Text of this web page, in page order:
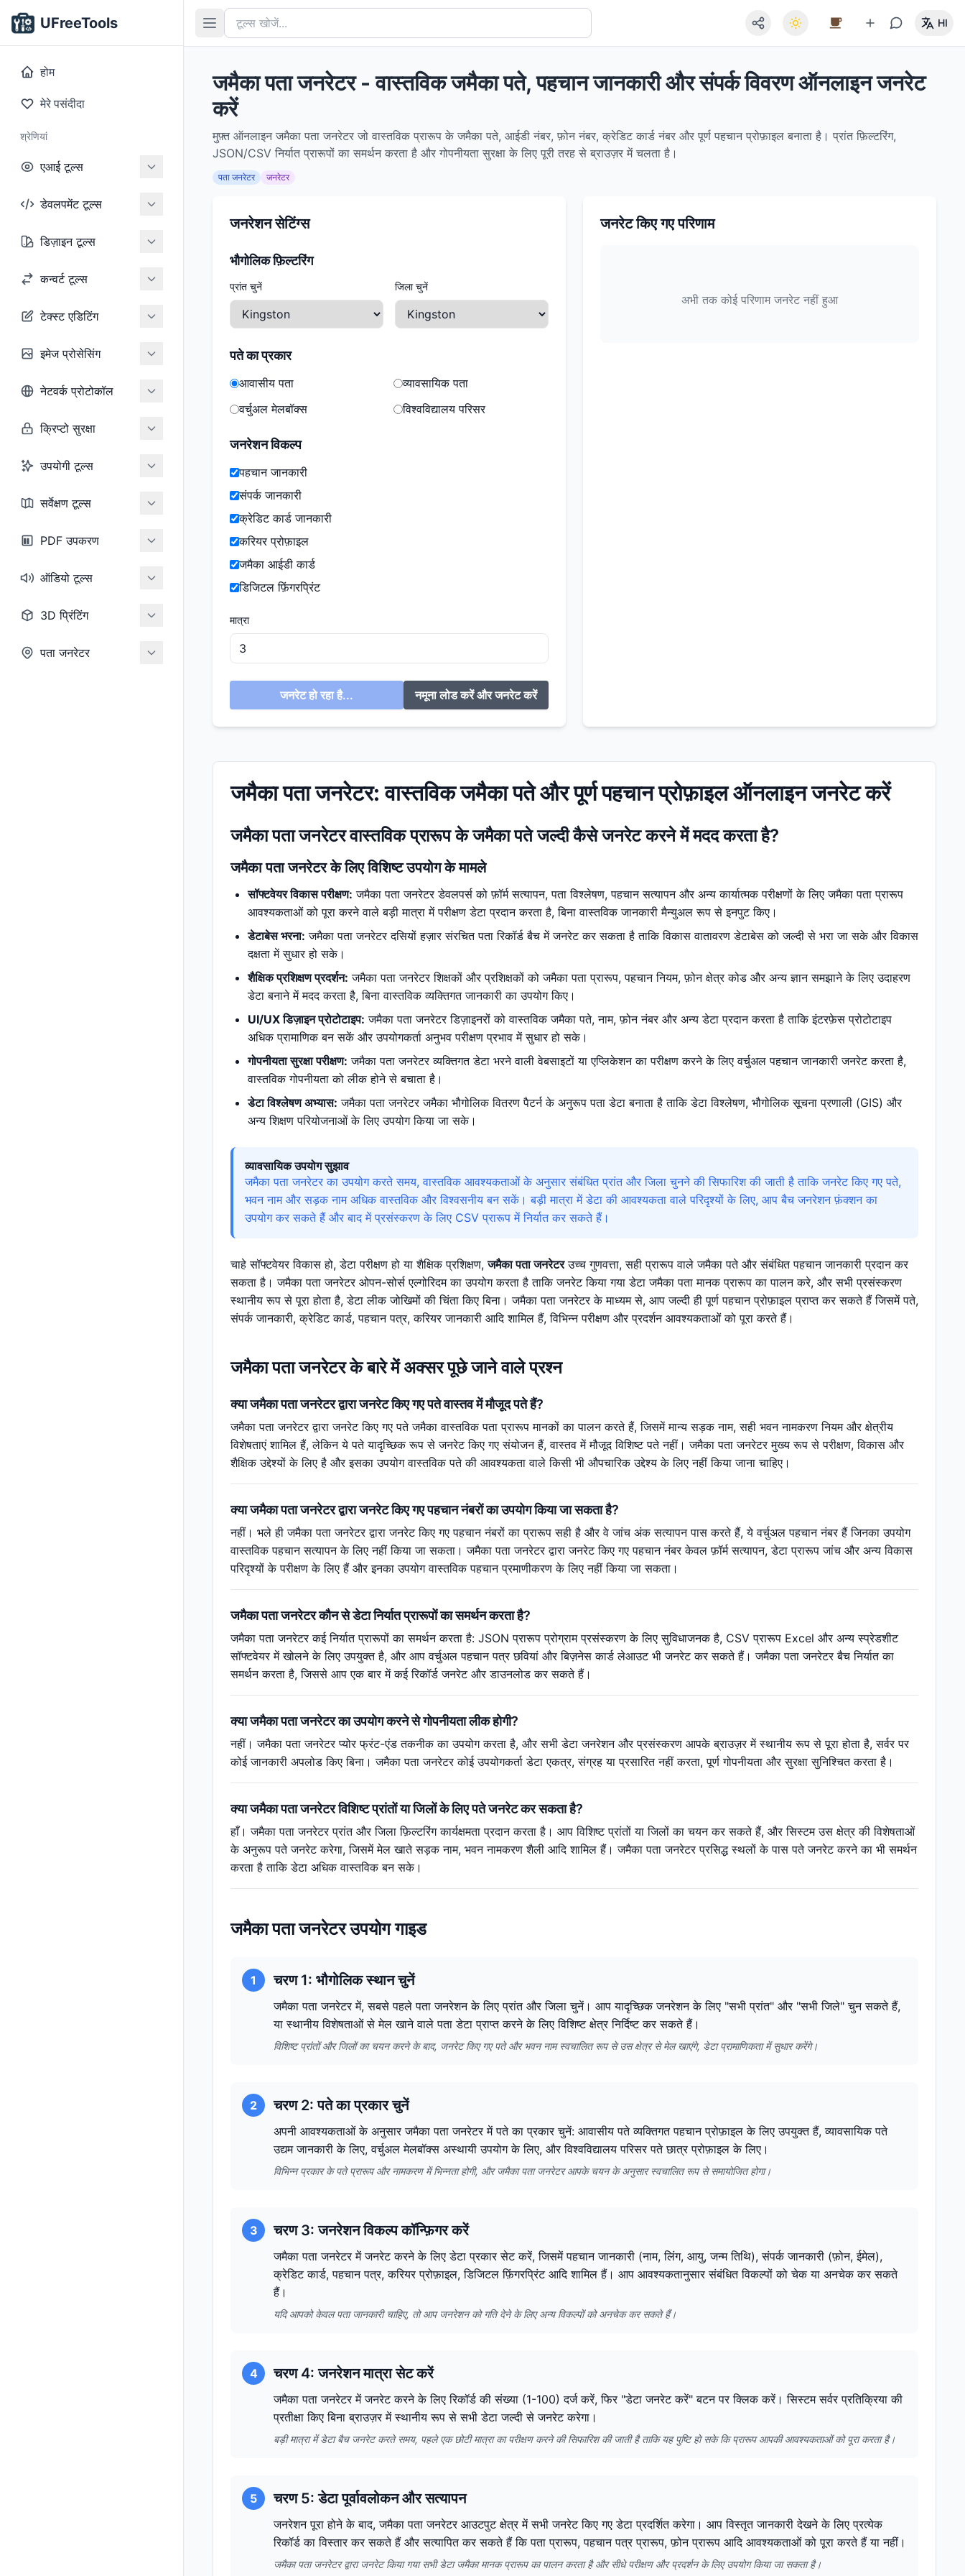
UFreeTools
होम
मेरे पसंदीदा
श्रेणियां
एआई टूल्स
डेवलपमेंट टूल्स
डिज़ाइन टूल्स
कन्वर्ट टूल्स
टेक्स्ट एडिटिंग
इमेज प्रोसेसिंग
नेटवर्क प्रोटोकॉल
क्रिप्टो सुरक्षा
उपयोगी टूल्स
सर्वेक्षण टूल्स
PDF उपकरण
ऑडियो टूल्स
3D प्रिंटिंग
पता जनरेटर
HI
जमैका पता जनरेटर - वास्तविक जमैका पते, पहचान जानकारी और संपर्क विवरण ऑनलाइन जनरेट
करें
मुफ़्त ऑनलाइन जमैका पता जनरेटर जो वास्तविक प्रारूप के जमैका पते, आईडी नंबर, फ़ोन नंबर, क्रेडिट कार्ड नंबर और पूर्ण पहचान प्रोफ़ाइल बनाता है। प्रांत फ़िल्टरिंग,
JSON/CSV निर्यात प्रारूपों का समर्थन करता है और गोपनीयता सुरक्षा के लिए पूरी तरह से ब्राउज़र में चलता है।
पता जनरेटर जनरेटर
जनरेशन सेटिंग्स
भौगोलिक फ़िल्टरिंग
प्रांत चुनें जिला चुनें
पते का प्रकार
आवासीय पता
व्यावसायिक पता
वर्चुअल मेलबॉक्स
विश्वविद्यालय परिसर
जनरेशन विकल्प
पहचान जानकारी
संपर्क जानकारी
क्रेडिट कार्ड जानकारी
करियर प्रोफ़ाइल
जमैका आईडी कार्ड
डिजिटल फ़िंगरप्रिंट
मात्रा
जनरेट हो रहा है... नमूना लोड करें और जनरेट करें
जनरेट किए गए परिणाम
अभी तक कोई परिणाम जनरेट नहीं हुआ
जमैका पता जनरेटर: वास्तविक जमैका पते और पूर्ण पहचान प्रोफ़ाइल ऑनलाइन जनरेट करें
जमैका पता जनरेटर वास्तविक प्रारूप के जमैका पते जल्दी कैसे जनरेट करने में मदद करता है?
जमैका पता जनरेटर के लिए विशिष्ट उपयोग के मामले
सॉफ्टवेयर विकास परीक्षण: जमैका पता जनरेटर डेवलपर्स को फ़ॉर्म सत्यापन, पता विश्लेषण, पहचान सत्यापन और अन्य कार्यात्मक परीक्षणों के लिए जमैका पता प्रारूप
आवश्यकताओं को पूरा करने वाले बड़ी मात्रा में परीक्षण डेटा प्रदान करता है, बिना वास्तविक जानकारी मैन्युअल रूप से इनपुट किए।
डेटाबेस भरना: जमैका पता जनरेटर दसियों हज़ार संरचित पता रिकॉर्ड बैच में जनरेट कर सकता है ताकि विकास वातावरण डेटाबेस को जल्दी से भरा जा सके और विकास
दक्षता में सुधार हो सके।
शैक्षिक प्रशिक्षण प्रदर्शन: जमैका पता जनरेटर शिक्षकों और प्रशिक्षकों को जमैका पता प्रारूप, पहचान नियम, फ़ोन क्षेत्र कोड और अन्य ज्ञान समझाने के लिए उदाहरण
डेटा बनाने में मदद करता है, बिना वास्तविक व्यक्तिगत जानकारी का उपयोग किए।
UI/UX डिज़ाइन प्रोटोटाइप: जमैका पता जनरेटर डिज़ाइनरों को वास्तविक जमैका पते, नाम, फ़ोन नंबर और अन्य डेटा प्रदान करता है ताकि इंटरफ़ेस प्रोटोटाइप
अधिक प्रामाणिक बन सकें और उपयोगकर्ता अनुभव परीक्षण प्रभाव में सुधार हो सके।
गोपनीयता सुरक्षा परीक्षण: जमैका पता जनरेटर व्यक्तिगत डेटा भरने वाली वेबसाइटों या एप्लिकेशन का परीक्षण करने के लिए वर्चुअल पहचान जानकारी जनरेट करता है,
वास्तविक गोपनीयता को लीक होने से बचाता है।
डेटा विश्लेषण अभ्यास: जमैका पता जनरेटर जमैका भौगोलिक वितरण पैटर्न के अनुरूप पता डेटा बनाता है ताकि डेटा विश्लेषण, भौगोलिक सूचना प्रणाली (GIS) और
अन्य शिक्षण परियोजनाओं के लिए उपयोग किया जा सके।
व्यावसायिक उपयोग सुझाव
जमैका पता जनरेटर का उपयोग करते समय, वास्तविक आवश्यकताओं के अनुसार संबंधित प्रांत और जिला चुनने की सिफारिश की जाती है ताकि जनरेट किए गए पते,
भवन नाम और सड़क नाम अधिक वास्तविक और विश्वसनीय बन सकें। बड़ी मात्रा में डेटा की आवश्यकता वाले परिदृश्यों के लिए, आप बैच जनरेशन फ़ंक्शन का
उपयोग कर सकते हैं और बाद में प्रसंस्करण के लिए CSV प्रारूप में निर्यात कर सकते हैं।
चाहे सॉफ्टवेयर विकास हो, डेटा परीक्षण हो या शैक्षिक प्रशिक्षण,जमैका पता जनरेटरउच्च गुणवत्ता, सही प्रारूप वाले जमैका पते और संबंधित पहचान जानकारी प्रदान कर
सकता है। जमैका पता जनरेटर ओपन-सोर्स एल्गोरिदम का उपयोग करता है ताकि जनरेट किया गया डेटा जमैका पता मानक प्रारूप का पालन करे, और सभी प्रसंस्करण
स्थानीय रूप से पूरा होता है, डेटा लीक जोखिमों की चिंता किए बिना। जमैका पता जनरेटर के माध्यम से, आप जल्दी ही पूर्ण पहचान प्रोफ़ाइल प्राप्त कर सकते हैं जिसमें पते,
संपर्क जानकारी, क्रेडिट कार्ड, पहचान पत्र, करियर जानकारी आदि शामिल हैं, विभिन्न परीक्षण और प्रदर्शन आवश्यकताओं को पूरा करते हैं।
जमैका पता जनरेटर के बारे में अक्सर पूछे जाने वाले प्रश्न
क्या जमैका पता जनरेटर द्वारा जनरेट किए गए पते वास्तव में मौजूद पते हैं?
जमैका पता जनरेटर द्वारा जनरेट किए गए पते जमैका वास्तविक पता प्रारूप मानकों का पालन करते हैं, जिसमें मान्य सड़क नाम, सही भवन नामकरण नियम और क्षेत्रीय
विशेषताएं शामिल हैं, लेकिन ये पते यादृच्छिक रूप से जनरेट किए गए संयोजन हैं, वास्तव में मौजूद विशिष्ट पते नहीं। जमैका पता जनरेटर मुख्य रूप से परीक्षण, विकास और
शैक्षिक उद्देश्यों के लिए है और इसका उपयोग वास्तविक पते की आवश्यकता वाले किसी भी औपचारिक उद्देश्य के लिए नहीं किया जाना चाहिए।
क्या जमैका पता जनरेटर द्वारा जनरेट किए गए पहचान नंबरों का उपयोग किया जा सकता है?
नहीं। भले ही जमैका पता जनरेटर द्वारा जनरेट किए गए पहचान नंबरों का प्रारूप सही है और वे जांच अंक सत्यापन पास करते हैं, ये वर्चुअल पहचान नंबर हैं जिनका उपयोग
वास्तविक पहचान सत्यापन के लिए नहीं किया जा सकता। जमैका पता जनरेटर द्वारा जनरेट किए गए पहचान नंबर केवल फ़ॉर्म सत्यापन, डेटा प्रारूप जांच और अन्य विकास
परिदृश्यों के परीक्षण के लिए हैं और इनका उपयोग वास्तविक पहचान प्रमाणीकरण के लिए नहीं किया जा सकता।
जमैका पता जनरेटर कौन से डेटा निर्यात प्रारूपों का समर्थन करता है?
जमैका पता जनरेटर कई निर्यात प्रारूपों का समर्थन करता है: JSON प्रारूप प्रोग्राम प्रसंस्करण के लिए सुविधाजनक है, CSV प्रारूप Excel और अन्य स्प्रेडशीट
सॉफ्टवेयर में खोलने के लिए उपयुक्त है, और आप वर्चुअल पहचान पत्र छवियां और बिज़नेस कार्ड लेआउट भी जनरेट कर सकते हैं। जमैका पता जनरेटर बैच निर्यात का
समर्थन करता है, जिससे आप एक बार में कई रिकॉर्ड जनरेट और डाउनलोड कर सकते हैं।
क्या जमैका पता जनरेटर का उपयोग करने से गोपनीयता लीक होगी?
नहीं। जमैका पता जनरेटर प्योर फ्रंट-एंड तकनीक का उपयोग करता है, और सभी डेटा जनरेशन और प्रसंस्करण आपके ब्राउज़र में स्थानीय रूप से पूरा होता है, सर्वर पर
कोई जानकारी अपलोड किए बिना। जमैका पता जनरेटर कोई उपयोगकर्ता डेटा एकत्र, संग्रह या प्रसारित नहीं करता, पूर्ण गोपनीयता और सुरक्षा सुनिश्चित करता है।
क्या जमैका पता जनरेटर विशिष्ट प्रांतों या जिलों के लिए पते जनरेट कर सकता है?
हाँ। जमैका पता जनरेटर प्रांत और जिला फ़िल्टरिंग कार्यक्षमता प्रदान करता है। आप विशिष्ट प्रांतों या जिलों का चयन कर सकते हैं, और सिस्टम उस क्षेत्र की विशेषताओं
के अनुरूप पते जनरेट करेगा, जिसमें मेल खाते सड़क नाम, भवन नामकरण शैली आदि शामिल हैं। जमैका पता जनरेटर प्रसिद्ध स्थलों के पास पते जनरेट करने का भी समर्थन
करता है ताकि डेटा अधिक वास्तविक बन सके।
जमैका पता जनरेटर उपयोग गाइड
1 चरण 1: भौगोलिक स्थान चुनें
जमैका पता जनरेटर में, सबसे पहले पता जनरेशन के लिए प्रांत और जिला चुनें। आप यादृच्छिक जनरेशन के लिए "सभी प्रांत" और "सभी जिले" चुन सकते हैं,
या स्थानीय विशेषताओं से मेल खाने वाले पता डेटा प्राप्त करने के लिए विशिष्ट क्षेत्र निर्दिष्ट कर सकते हैं।
विशिष्ट प्रांतों और जिलों का चयन करने के बाद, जनरेट किए गए पते और भवन नाम स्वचालित रूप से उस क्षेत्र से मेल खाएंगे, डेटा प्रामाणिकता में सुधार करेंगे।
2 चरण 2: पते का प्रकार चुनें
अपनी आवश्यकताओं के अनुसार जमैका पता जनरेटर में पते का प्रकार चुनें: आवासीय पते व्यक्तिगत पहचान प्रोफ़ाइल के लिए उपयुक्त हैं, व्यावसायिक पते
उद्यम जानकारी के लिए, वर्चुअल मेलबॉक्स अस्थायी उपयोग के लिए, और विश्वविद्यालय परिसर पते छात्र प्रोफ़ाइल के लिए।
विभिन्न प्रकार के पते प्रारूप और नामकरण में भिन्नता होगी, और जमैका पता जनरेटर आपके चयन के अनुसार स्वचालित रूप से समायोजित होगा।
3 चरण 3: जनरेशन विकल्प कॉन्फ़िगर करें
जमैका पता जनरेटर में जनरेट करने के लिए डेटा प्रकार सेट करें, जिसमें पहचान जानकारी (नाम, लिंग, आयु, जन्म तिथि), संपर्क जानकारी (फ़ोन, ईमेल),
क्रेडिट कार्ड, पहचान पत्र, करियर प्रोफ़ाइल, डिजिटल फ़िंगरप्रिंट आदि शामिल हैं। आप आवश्यकतानुसार संबंधित विकल्पों को चेक या अनचेक कर सकते
हैं।
यदि आपको केवल पता जानकारी चाहिए, तो आप जनरेशन को गति देने के लिए अन्य विकल्पों को अनचेक कर सकते हैं।
4 चरण 4: जनरेशन मात्रा सेट करें
जमैका पता जनरेटर में जनरेट करने के लिए रिकॉर्ड की संख्या (1-100) दर्ज करें, फिर "डेटा जनरेट करें" बटन पर क्लिक करें। सिस्टम सर्वर प्रतिक्रिया की
प्रतीक्षा किए बिना ब्राउज़र में स्थानीय रूप से सभी डेटा जल्दी से जनरेट करेगा।
बड़ी मात्रा में डेटा बैच जनरेट करते समय, पहले एक छोटी मात्रा का परीक्षण करने की सिफारिश की जाती है ताकि यह पुष्टि हो सके कि प्रारूप आपकी आवश्यकताओं को पूरा करता है।
5 चरण 5: डेटा पूर्वावलोकन और सत्यापन
जनरेशन पूरा होने के बाद, जमैका पता जनरेटर आउटपुट क्षेत्र में सभी जनरेट किए गए डेटा प्रदर्शित करेगा। आप विस्तृत जानकारी देखने के लिए प्रत्येक
रिकॉर्ड का विस्तार कर सकते हैं और सत्यापित कर सकते हैं कि पता प्रारूप, पहचान पत्र प्रारूप, फ़ोन प्रारूप आदि आवश्यकताओं को पूरा करते हैं या नहीं।
जमैका पता जनरेटर द्वारा जनरेट किया गया सभी डेटा जमैका मानक प्रारूप का पालन करता है और सीधे परीक्षण और प्रदर्शन के लिए उपयोग किया जा सकता है।